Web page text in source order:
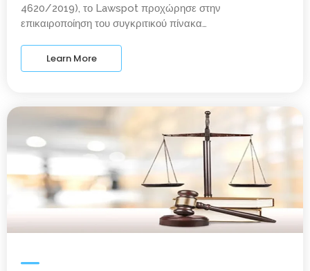
4620/2019), το Lawspot προχώρησε στην
επικαιροποίηση του συγκριτικού πίνακα…
Learn More